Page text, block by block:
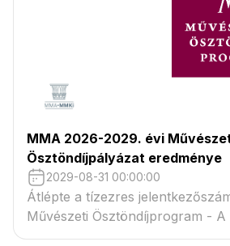
MMA 2026-2029. évi
Ösztöndíjpályázat eredménye
2029-08-31 00:00:00
Átlépte a tízezres
Művészeti Ösztöndíjprogram - A
tartaléklistás pályázók névsora